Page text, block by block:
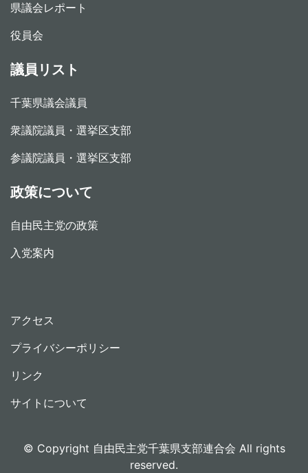
県議会レポート
役員会
議員リスト
千葉県議会議員
衆議院議員・選挙区支部
参議院議員・選挙区支部
政策について
自由民主党の政策
入党案内
アクセス
プライバシーポリシー
リンク
サイトについて
© Copyright 自由民主党千葉県支部連合会 All rights
reserved.